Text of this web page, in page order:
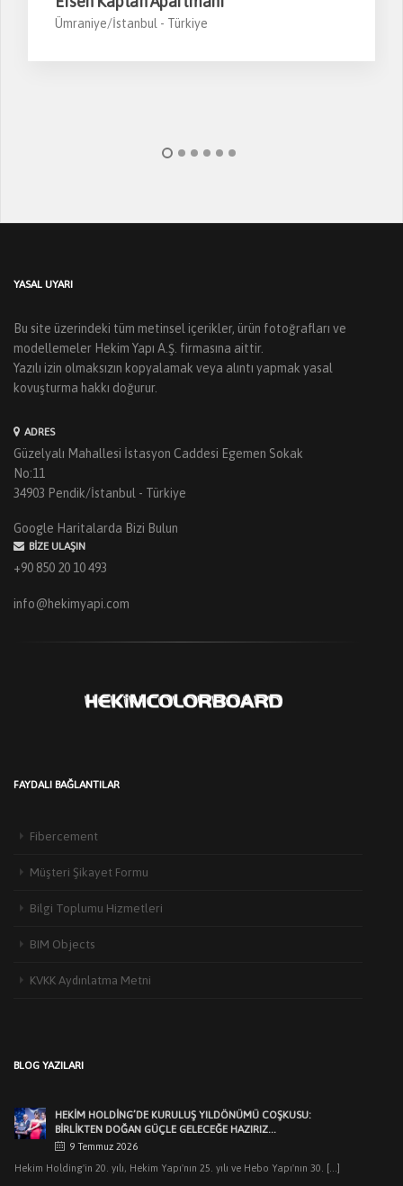
Ümraniye/İstanbul - Türkiye
YASAL UYARI
Bu site üzerindeki tüm metinsel içerikler, ürün fotoğrafları ve
modellemeler Hekim Yapı A.Ş. firmasına aittir.
Yazılı izin olmaksızın kopyalamak veya alıntı yapmak yasal
kovuşturma hakkı doğurur.
ADRES
Güzelyalı Mahallesi İstasyon Caddesi Egemen Sokak
No:11
34903 Pendik/İstanbul - Türkiye
Google Haritalarda Bizi Bulun
BIZE ULAŞIN
+90 850 20 10 493
info@hekimyapi.com
FAYDALI BAĞLANTILAR
Fibercement
Müşteri Şikayet Formu
Bilgi Toplumu Hizmetleri
BIM Objects
KVKK Aydınlatma Metni
BLOG YAZILARI
HEKİM HOLDİNG’DE KURULUŞ YILDÖNÜMÜ COŞKUSU:
BİRLİKTEN DOĞAN GÜÇLE GELECEĞE HAZIRIZ…
9 Temmuz 2026
Hekim Holding'in 20. yılı, Hekim Yapı'nın 25. yılı ve Hebo Yapı'nın 30. [...]